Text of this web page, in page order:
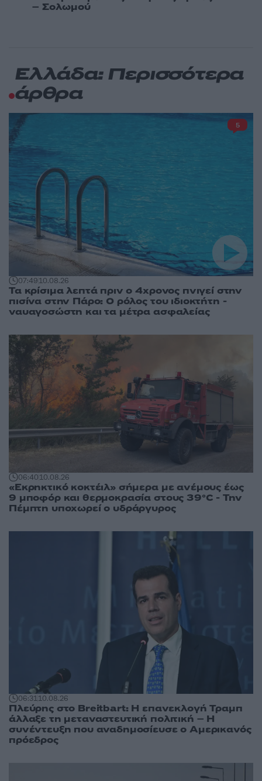
– Σολωμού
Ελλάδα: Περισσότερα
άρθρα
07:4910.08.26
Τα κρίσιμα λεπτά πριν ο 4χρονος πνιγεί στην
πισίνα στην Πάρο: Ο ρόλος του ιδιοκτήτη -
ναυαγοσώστη και τα μέτρα ασφαλείας
5
06:4010.08.26
«Εκρηκτικό κοκτέιλ» σήμερα με ανέμους έως
9 μποφόρ και θερμοκρασία στους 39°C - Την
Πέμπτη υποχωρεί ο υδράργυρος
06:3110.08.26
Πλεύρης στο Breitbart: Η επανεκλογή Τραμπ
άλλαξε τη μεταναστευτική πολιτική – Η
συνέντευξη που αναδημοσίευσε ο Αμερικανός
πρόεδρος